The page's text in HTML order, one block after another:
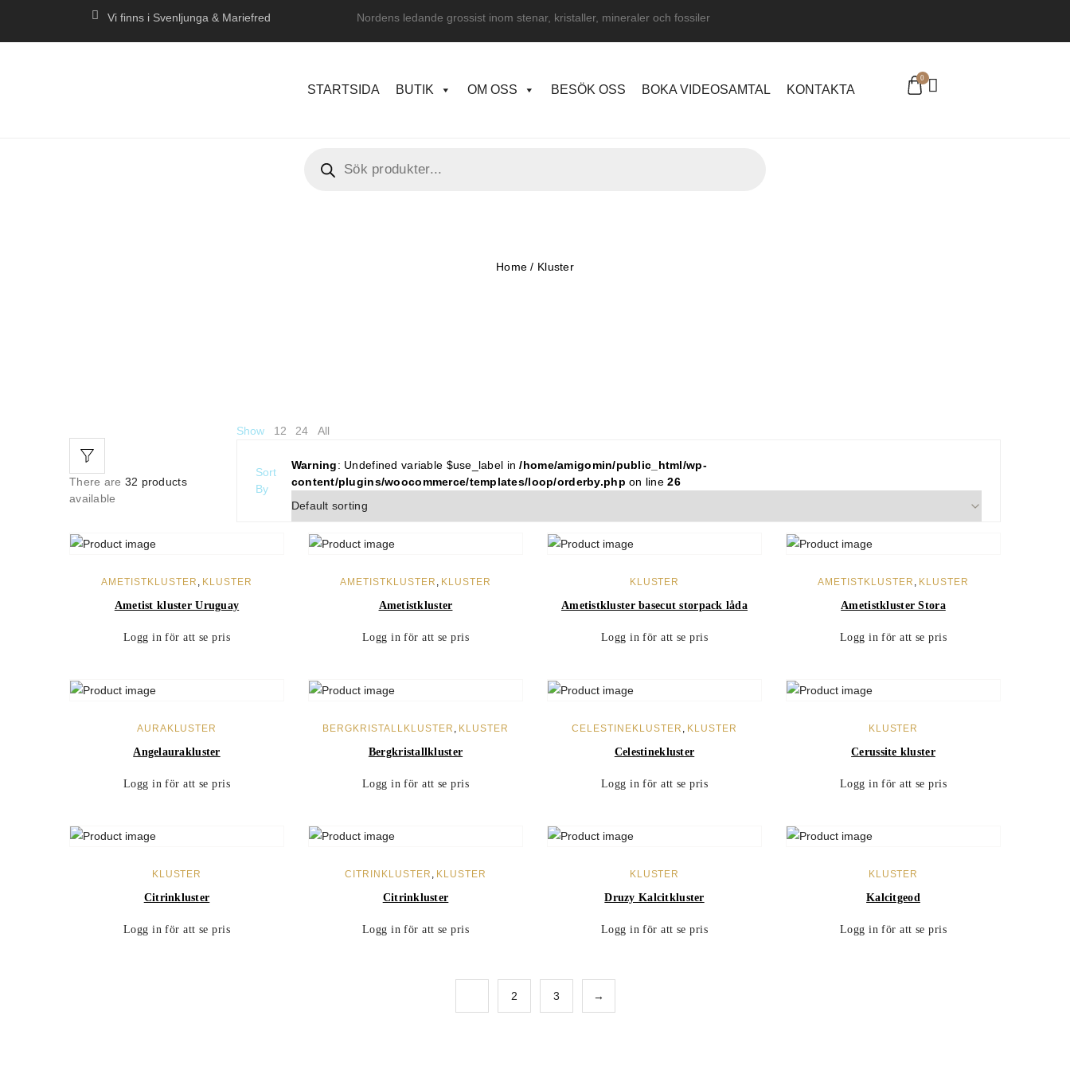
Vi finns i Svenljunga & Mariefred Nordens ledande grossist inom stenar, kristaller, mineraler och fossiler
STARTSIDA BUTIK OM OSS BESÖK OSS BOKA VIDEOSAMTAL KONTAKTA
0
Home / Kluster
There are 32 products
available
Show 12 24 All
Sort
By
Warning: Undefined variable $use_label in/home/amigomin/public_html/wp-
content/plugins/woocommerce/templates/loop/orderby.php on line26
AMETISTKLUSTER KLUSTER
Ametist kluster Uruguay
Logg in för att se pris
AMETISTKLUSTER KLUSTER
Ametistkluster
Logg in för att se pris
KLUSTER
Ametistkluster basecut storpack låda
Logg in för att se pris
AMETISTKLUSTER KLUSTER
Ametistkluster Stora
Logg in för att se pris
AURAKLUSTER
Angelaurakluster
Logg in för att se pris
BERGKRISTALLKLUSTER KLUSTER
Bergkristallkluster
Logg in för att se pris
CELESTINEKLUSTER KLUSTER
Celestinekluster
Logg in för att se pris
KLUSTER
Cerussite kluster
Logg in för att se pris
KLUSTER
Citrinkluster
Logg in för att se pris
CITRINKLUSTER , KLUSTER
Citrinkluster
Logg in för att se pris
KLUSTER
Druzy Kalcitkluster
Logg in för att se pris
KLUSTER
Kalcitgeod
Logg in för att se pris
2 3 →